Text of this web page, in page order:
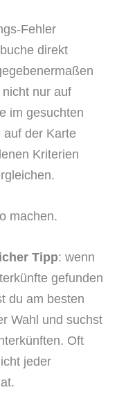
Fehler
direkt
nur auf
im gesuchten
auf der Karte
Kriterien
machen.
Tipp: wenn
gefunden
du am besten
Wahl und suchst
Oft
jeder